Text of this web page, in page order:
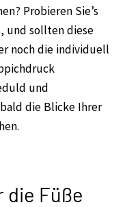
Probieren Sie’s
und sollten diese
noch die individuell
und
die Blicke Ihrer
die Füße